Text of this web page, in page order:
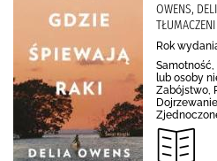
OWENS,
Rok
Samotność,
lub osoby
Zabójstwo,